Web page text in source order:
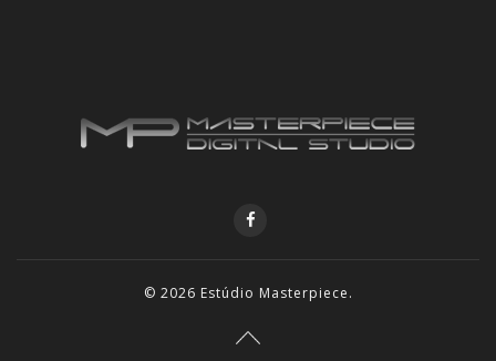
© 2026 Estúdio Masterpiece.